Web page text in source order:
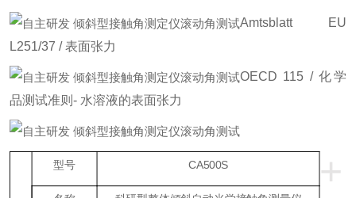
Amtsblatt EU
L251/37 / 表面张力
OECD 115 / 化学
品测试准则- 水溶液的表面张力
+
型号 CA500S